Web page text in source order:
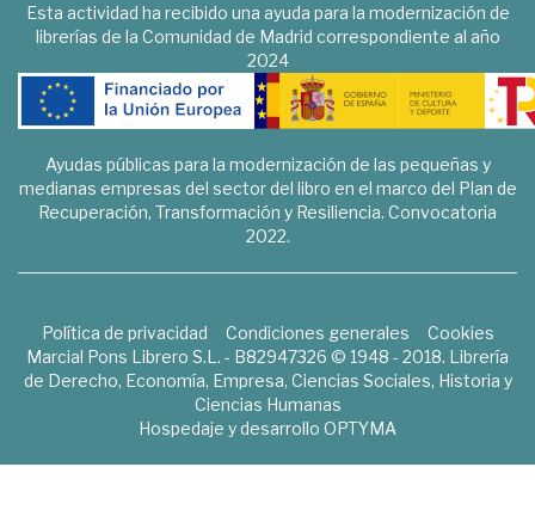
Esta actividad ha recibido una ayuda para la modernización de
librerías de la Comunidad de Madrid correspondiente al año
2024
Ayudas públicas para la modernización de las pequeñas y
medianas empresas del sector del libro en el marco del Plan de
Recuperación, Transformación y Resiliencia. Convocatoria
2022.
Política de privacidad Condiciones generales
Cookies
Marcial Pons Librero S.L. - B82947326 © 1948 - 2018. Librería
de Derecho, Economía, Empresa, Ciencias Sociales, Historia y
Ciencias Humanas
Hospedaje y desarrollo OPTYMA